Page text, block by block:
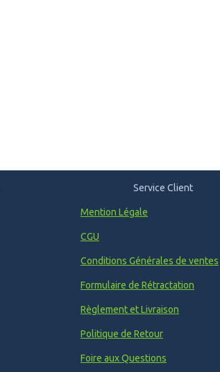
Service Client
Mention Légale
CGU
Conditions Générales de ventes
Formulaire de Rétractation
Règlement et Livraison
Politique de Retour
Foire aux Questions